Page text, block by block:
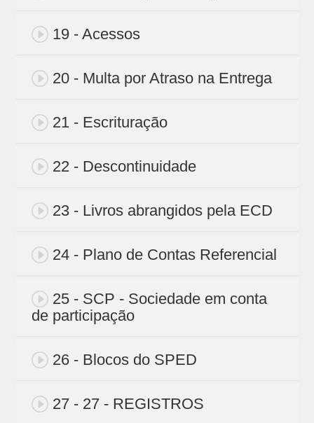
19 - Acessos
20 - Multa por Atraso na Entrega
21 - Escrituração
22 - Descontinuidade
23 - Livros abrangidos pela ECD
24 - Plano de Contas Referencial
25 - SCP - Sociedade em conta
de participação
26 - Blocos do SPED
27 - 27 - REGISTROS